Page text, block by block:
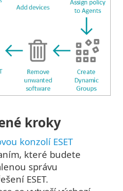
kroky
konzolí ESET
které budete
správu
ESET.